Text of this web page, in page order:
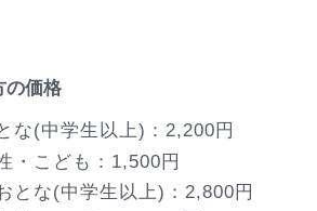
の価格
な(中学生以上)：2,200円
・こども：1,500円
とな(中学生以上)：2,800円